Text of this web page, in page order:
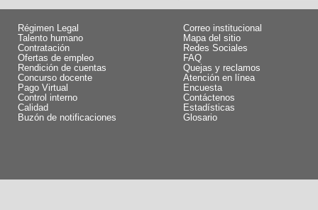
Régimen Legal
Talento humano
Contratación
Ofertas de empleo
Rendición de cuentas
Concurso docente
Pago Virtual
Control interno
Calidad
Buzón de notificaciones
Correo institucional
Mapa del sitio
Redes Sociales
FAQ
Quejas y reclamos
Atención en línea
Encuesta
Contáctenos
Estadísticas
Glosario